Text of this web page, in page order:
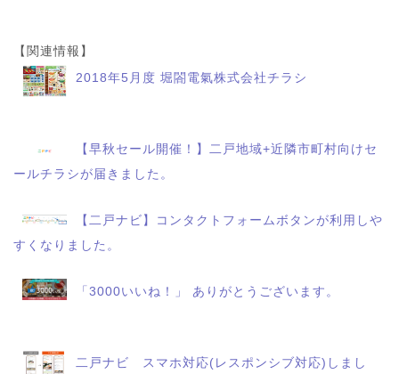
【関連情報】
2018年5月度 堀閤電氣株式会社チラシ
【早秋セール開催！】二戸地域+近隣市町村向けセ
ールチラシが届きました。
【二戸ナビ】コンタクトフォームボタンが利用しや
すくなりました。
「3000いいね！」 ありがとうございます。
二戸ナビ スマホ対応(レスポンシブ対応)しまし